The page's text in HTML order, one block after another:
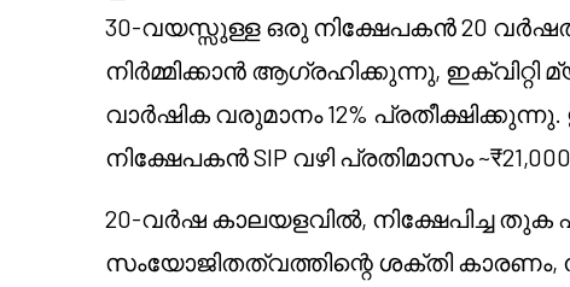
30-വയസ്സുള്ള ഒരു നിക്ഷേപകൻ 20
നിർമ്മിക്കാൻ ആഗ്രഹിക്കുന്നു,
വാർഷിക വരുമാനം 12%
നിക്ഷേപകൻ SIP വഴി പ്രതിമാസം
20-വർഷ കാലയളവിൽ, നിക്ഷേപിച്ച തുക
സംയോജിതത്വത്തിന്റെ ശക്തി കാരണം,